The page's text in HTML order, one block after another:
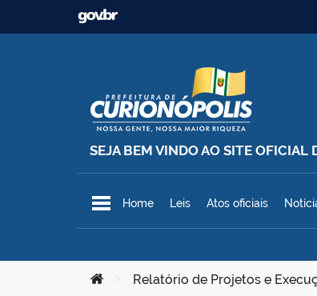
Ir para o conteúdo
SEJA BEM VINDO AO SITE
Prefeitura Municipal de
Home Leis Atos oficiais
Você está aqui:
Relatório de Projetos e